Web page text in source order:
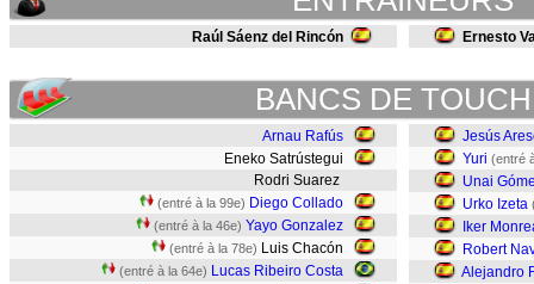
Raúl Sáenz del Rincón Ernesto
BANCS DE
Arnau Rafús
Eneko Satrústegui
Rodri Suarez
(entré à la 99e) Diego Collado
(entré à la 46e) Yayo Gonzalez
(entré à la 78e) Luis Chacón
(entré à la 64e) Lucas Ribeiro Costa
Jesús
Yuri (entré
Unai
Urko Izeta
Iker
Robert
Alejandro